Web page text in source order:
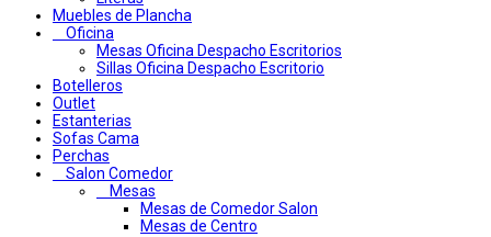
Muebles de Plancha
Oficina
Mesas Oficina Despacho Escritorios
Sillas Oficina Despacho Escritorio
Botelleros
Outlet
Estanterias
Sofas Cama
Perchas
Salon Comedor
Mesas
Mesas de Comedor Salon
Mesas de Centro